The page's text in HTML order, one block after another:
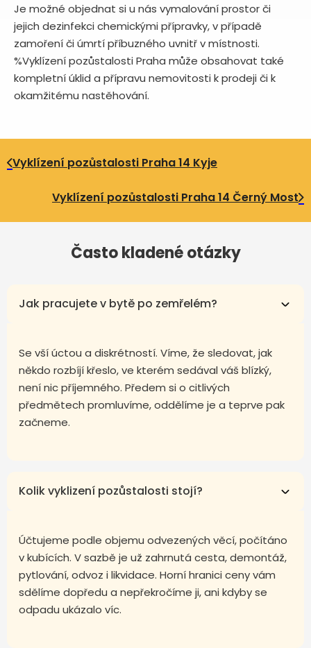
Je možné objednat si u nás vymalování prostor či
jejich dezinfekci chemickými přípravky, v případě
zamoření či úmrtí příbuzného uvnitř v místnosti.
%Vyklízení pozůstalosti Praha může obsahovat také
kompletní úklid a přípravu nemovitosti k prodeji či k
okamžitému nastěhování.
Vyklízení pozůstalosti Praha 14 Kyje
Vyklízení pozůstalosti Praha 14 Černý Most
Často kladené otázky
Jak pracujete v bytě po zemřelém?
Se vší úctou a diskrétností. Víme, že sledovat, jak
někdo rozbíjí křeslo, ve kterém sedával váš blízký,
není nic příjemného. Předem si o citlivých
předmětech promluvíme, oddělíme je a teprve pak
začneme.
Kolik vyklizení pozůstalosti stojí?
Účtujeme podle objemu odvezených věcí, počítáno
v kubících. V sazbě je už zahrnutá cesta, demontáž,
pytlování, odvoz i likvidace. Horní hranici ceny vám
sdělíme dopředu a nepřekročíme ji, ani kdyby se
odpadu ukázalo víc.